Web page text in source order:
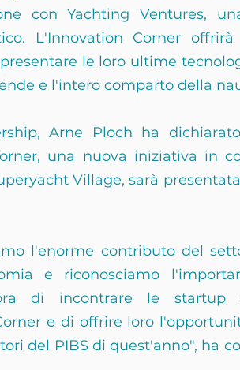
con Yachting Ventures,
L'Innovation Corner
le loro ultime
e l'intero comparto della
Arne Ploch ha
una nuova iniziativa in
Village, sarà
l'enorme contributo del
e riconosciamo
di incontrare le startup
e di offrire loro
del PIBS di quest'anno", ha